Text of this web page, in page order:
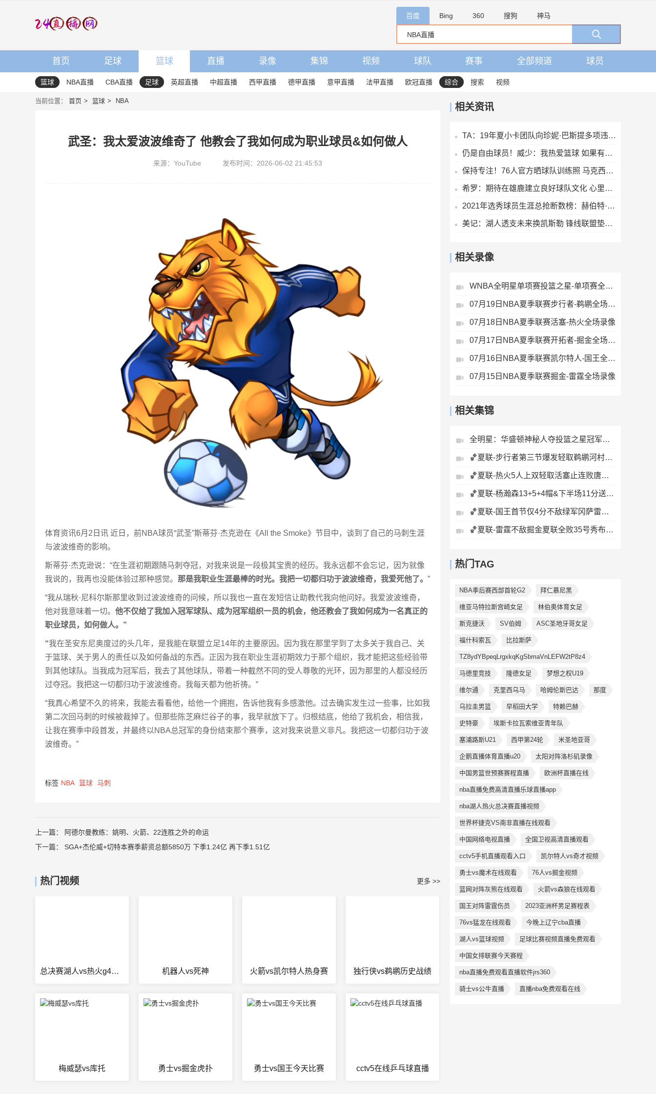
百度 Bing 360 搜狗 神马
首页 足球 篮球 直播 录像 集锦 视频 球队 赛事 全部频道 球员
篮球 NBA直播 CBA直播 足球 英超直播 中超直播 西甲直播 德甲直播 意甲直播 法甲直播 欧冠直播 综合 搜索 视频
当前位置： 首页 篮球 NBA
武圣：我太爱波波维奇了 他教会了我如何成为职业球员&如何做人
来源：YouTube 发布时间：2026-06-02 21:45:53
体育资讯6月2日讯 近日，前NBA球员“武圣”斯蒂芬·杰克逊在《All the Smoke》节目中，谈到了自己的马刺生涯
与波波维奇的影响。
斯蒂芬·杰克逊说：“在生涯初期跟随马刺夺冠，对我来说是一段极其宝贵的经历。我永远都不会忘记，因为就像
我说的，我再也没能体验过那种感觉。 那是我职业生涯最棒的时光。我把一切都归功于波波维奇，我爱死他了。 ”
“我从瑞秋·尼科尔斯那里收到过波波维奇的问候，所以我也一直在发短信让助教代我向他问好。我爱波波维奇，
他对我意味着一切。 他不仅给了我加入冠军球队、成为冠军组织一员的机会，他还教会了我如何成为一名真正的
职业球员，如何做人。”
“我在圣安东尼奥度过的头几年，是我能在联盟立足14年的主要原因。因为我在那里学到了太多关于我自己、关
于篮球、关于男人的责任以及如何备战的东西。正因为我在职业生涯初期效力于那个组织，我才能把这些经验带
到其他球队。当我成为冠军后，我去了其他球队，带着一种截然不同的受人尊敬的光环，因为那里的人都没经历
过夺冠。我把这一切都归功于波波维奇。我每天都为他祈祷。”
“我真心希望不久的将来，我能去看看他，给他一个拥抱，告诉他我有多感激他。过去确实发生过一些事，比如我
第二次回马刺的时候被裁掉了。但那些陈芝麻烂谷子的事，我早就放下了。归根结底，他给了我机会，相信我，
让我在赛季中段首发，并最终以NBA总冠军的身份结束那个赛季，这对我来说意义非凡。我把这一切都归功于波
波维奇。”
标签 NBA 篮球 马刺
上一篇：
阿德尔曼教练：姚明、火箭、22连胜之外的命运
下一篇： SGA+杰伦威+切特本赛季薪资总额5850万 下季1.24亿 再下季1.51亿
热门视频 更多 >>
总决赛湖人vs热火g4第四节 机器人vs死神 火箭vs凯尔特人热身赛 独行侠vs鹈鹕历史战绩
梅威瑟vs库托 勇士vs掘金虎扑 勇士vs国王今天比赛 cctv5在线乒乓球直播
相关资讯
TA：19年夏小卡团队向珍妮·巴斯提多项违规激励要求 但都被拒绝
仍是自由球员！威少：我热爱篮球 如果有机会继续打球我会抓住它
保持专注！76人官方晒球队训练照 马克西&埃奇库姆在列
希罗：期待在雄鹿建立良好球队文化 心里憋着劲去证明自己
2021年选秀球员生涯总抢断数榜：赫伯特·琼斯第一 申京第四
美记：湖人透支未来换凯斯勒 锋线联盟垫底无力补强
相关录像
WNBA全明星单项赛投篮之星-单项赛全场录像
07月19日NBA夏季联赛步行者-鹈鹕全场录像
07月18日NBA夏季联赛活塞-热火全场录像
07月17日NBA夏季联赛开拓者-掘金全场录像
07月16日NBA夏季联赛凯尔特人-国王全场录像
07月15日NBA夏季联赛掘金-雷霆全场录像
相关集锦
全明星：华盛顿神秘人夺投篮之星冠军！福德夺得三分大赛冠军！
🏀夏联-步行者第三节爆发轻取鹈鹕河村勇辉5+5+12斯劳森22分
🏀夏联-热火5人上双轻取活塞止连败唐纳森20+8+10奥科里27分
🏀夏联-杨瀚森13+5+4帽&下半场11分送惊艳妙传开拓者力克掘金
🏀夏联-国王首节仅4分不敌绿军冈萨雷斯24+10+5塞纳克10+12
🏀夏联-雷霆不敌掘金夏联全败35号秀布拉齐尔32+6马拉14+7+6
热门TAG
NBA季后赛西部首轮G2 拜仁慕尼黑
维亚马特拉斯宫崎女足 林伯奥体育女足
斯克捷沃 SV伯姆 ASC圣地牙哥女足
福什科索瓦 比拉斯萨
TZ8ydYBpeqLrgxkqKgSbmaVnLEFW2tP8z4
马德里竞技 隆德女足 梦想之权U19
维尔通 克里西乌马 哈姆伦斯巴达 那度
乌拉圭男篮 早稻田大学 特赖巴赫
史特豪 埃斯卡拉瓦索维亚青年队
塞浦路斯U21 西甲第24轮 米圣地亚哥
企鹅直播体育直播u20 太阳对阵洛杉矶录像
中国男篮世预赛赛程直播 欧洲杯直播在线
nba直播免费高清直播乐球直播app
nba湖人热火总决赛直播视频
世界杯捷克VS南非直播在线观看
中国网络电视直播 全国卫视高清直播观看
cctv5手机直播观看入口 凯尔特人vs奇才视频
勇士vs魔术在线观看 76人vs掘金视频
篮网对阵灰熊在线观看 火箭vs森狼在线观看
国王对阵雷霆伤员 2023亚洲杯男足赛程表
76vs猛龙在线观看 今晚上辽宁cba直播
湖人vs篮球视频 足球比赛视频直播免费观看
中国女排联赛今天赛程
nba直播免费观看直播软件jrs360
骑士vs公牛直播 直播nba免费观看在线